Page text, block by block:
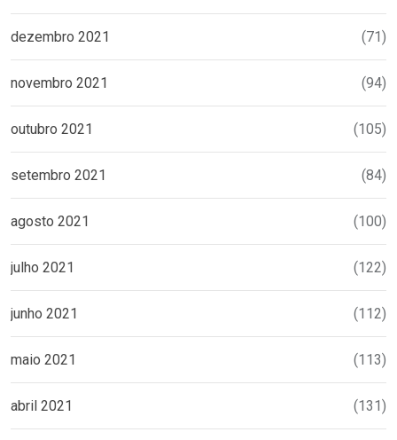
dezembro 2021 (71)
novembro 2021 (94)
outubro 2021 (105)
setembro 2021 (84)
agosto 2021 (100)
julho 2021 (122)
junho 2021 (112)
maio 2021 (113)
abril 2021 (131)